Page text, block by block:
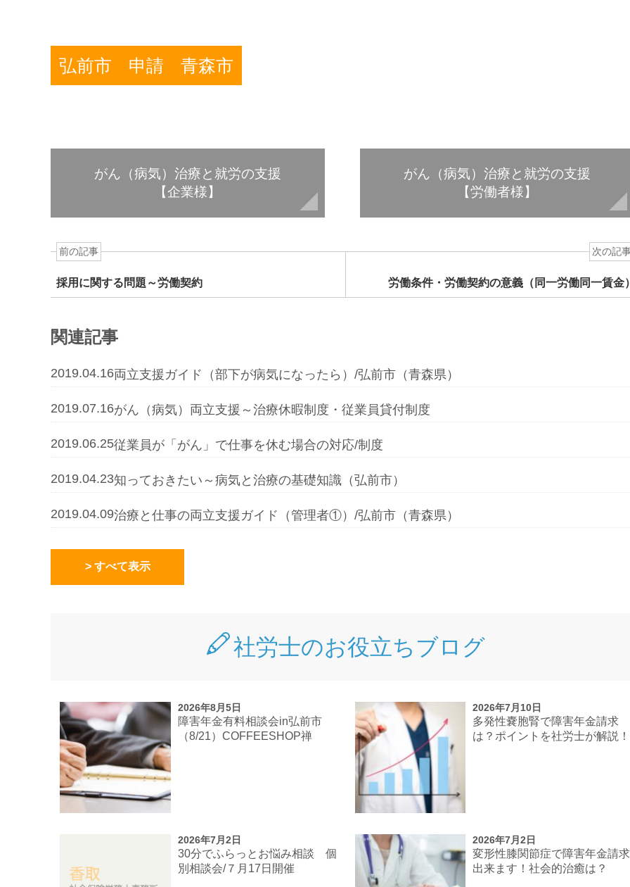
弘前市 申請 青森市
がん（病気）治療と就労の支援
【企業様】
がん（病気）治療と就労の支援
【労働者様】
前の記事
採用に関する問題～労働契約
次の記
労働条件・労働契約の意義（同一労働同一賃金）
関連記事
2019.04.16両立支援ガイド（部下が病気になったら）/弘前市（青森県）
2019.07.16がん（病気）両立支援～治療休暇制度・従業員貸付制度
2019.06.25従業員が「がん」で仕事を休む場合の対応/制度
2019.04.23知っておきたい～病気と治療の基礎知識（弘前市）
2019.04.09治療と仕事の両立支援ガイド（管理者①）/弘前市（青森県）
> すべて表示
社労士のお役立ちブログ
2026年8月5日
障害年金有料相談会in弘前市
（8/21）COFFEESHOP禅
2026年7月10日
多発性嚢胞腎で障害年金請求
は？ポイントを社労士が解説！
2026年7月2日
30分でふらっとお悩み相談 個
別相談会/７月17日開催
2026年7月2日
変形性膝関節症で障害年金請求
出来ます！社会的治癒は？